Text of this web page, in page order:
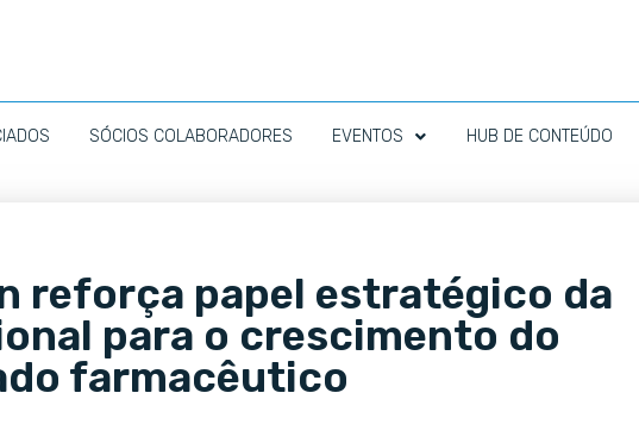
SÓCIOS COLABORADORES EVENTOS HUB DE CONTEÚDO
reforça papel estratégico da
para o crescimento do
farmacêutico